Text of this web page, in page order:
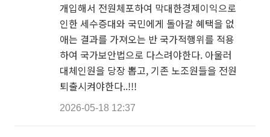
개입해서 전원체포하여 막대한경제이익으로
인한 세수증대와 국민에게 돌아갈 혜택을 없
애는 결과를 가져오는 반 국가적행위를 적용
하여 국가보안법으로 다스려야한다. 아울러
대체인원을 당장 뽑고, 기존 노조원들을 전원
퇴출시켜야한다..!!!
2026-05-18 12:37